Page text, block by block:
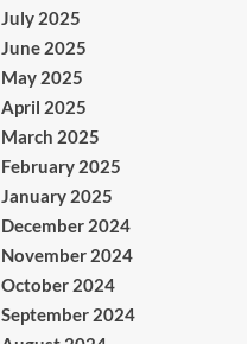
July 2025
June 2025
May 2025
April 2025
March 2025
February 2025
January 2025
December 2024
November 2024
October 2024
September 2024